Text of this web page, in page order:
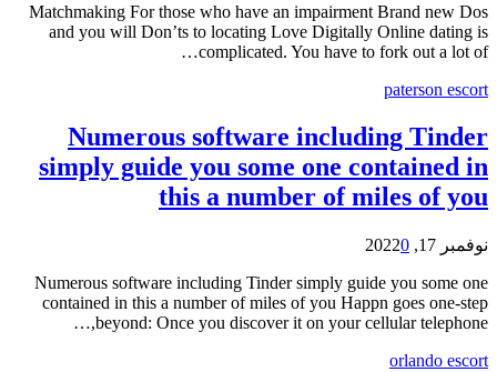
Matchmaking For those who have an impairment Brand new Dos
and you will Don’ts to locating Love Digitally Online dating is
complicated. You have to fork out a lot of…
paterson escort
Numerous software including Tinder
simply guide you some one contained in
this a number of miles of you
نوفمبر 17, 2022
0
Numerous software including Tinder simply guide you some one
contained in this a number of miles of you Happn goes one-step
beyond: Once you discover it on your cellular telephone,…
orlando escort